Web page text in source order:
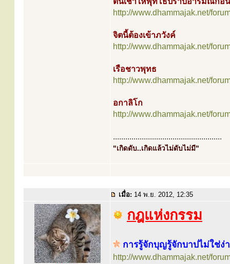
http://www.dhammajak.net/
จิตนี้ต้องเข้าภวังค์
http://www.dhammajak.net/
เรือชาวพุทธ
http://www.dhammajak.net/
อกาลิโก
http://www.dhammajak.net/
.....................................................
"เกิดดับ..เกิดแล้วไม่ดับไม่มี"
เมื่อ: 14 พ.ย. 2012, 12:35
กฎแห่งกรรม
การรู้จักบุญรู้จักบาปไม่ใช่ง่
http://www.dhammajak.net/